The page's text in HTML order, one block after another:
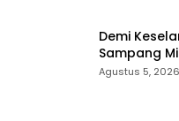
Demi
Sampang
ke Lokasi
Agustus 5, 2026